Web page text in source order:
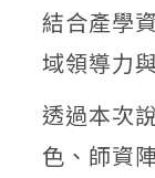
結合產學
域領導力
透過本次
色、師資